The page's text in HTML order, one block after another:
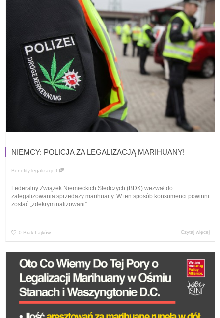
NIEMCY: POLICJA ZA LEGALIZACJĄ MARIHUANY!
Benefity legalizacji 0
Federalny Związek Niemieckich Śledczych (BDK) wezwał do
zalegalizowania sprzedaży marihuany. W ten sposób konsumenci powinni
zostać „zdekryminalizowani”.
0 Brak Lajków Czytaj więcej